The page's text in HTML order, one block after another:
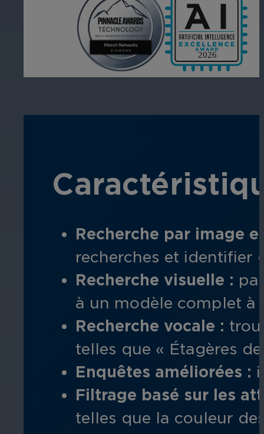
Recherche par image
recherches et identifier
Recherche visuelle :
à un modèle complet
Recherche vocale :
telles que « Étagères
Enquêtes améliorées :
Filtrage basé sur les
telles que la couleur